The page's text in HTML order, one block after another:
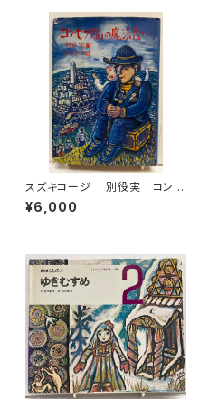
スズキコージ 別役実 コン・
セブリ島の魔法使い 1981年重
版 旺文社刊
¥6,000